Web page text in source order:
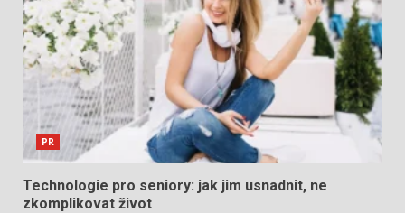
PR
Technologie pro seniory: jak jim usnadnit, ne
zkomplikovat život